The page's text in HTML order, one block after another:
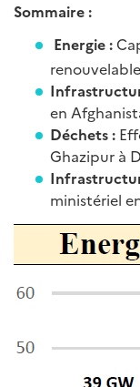
Sommaire :
Energie :
en
Déchets :
Ghazipur à
ministériel